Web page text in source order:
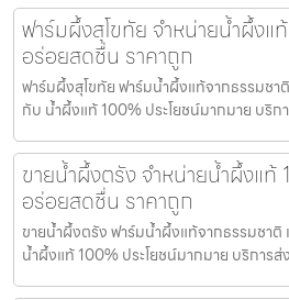
ฟาร์มผึ้งสุโขทัย จำหน่ายน้ำผึ้ง
อร่อยสดชื่น ราคาถูก
ฟาร์มผึ้งสุโขทัย ฟาร์มน้ำผึ้งแท้จากธรรมชา
กับ น้ำผึ้งแท้ 100% ประโยชน์มากมาย บริก
ขายน้ำผึ้งตรัง จำหน่ายน้ำผึ้งแ
อร่อยสดชื่น ราคาถูก
ขายน้ำผึ้งตรัง ฟาร์มน้ำผึ้งแท้จากธรรมชา
น้ำผึ้งแท้ 100% ประโยชน์มากมาย บริการส่